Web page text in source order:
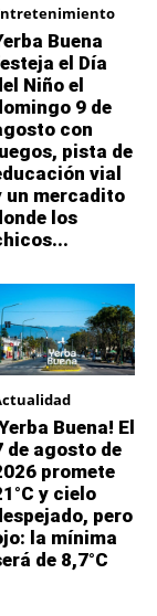
Buena
el Día
Niño el
9 de
con
pista de
vial
un mercadito
los
Buena! El
de agosto de
promete
y cielo
pero
la mínima
de 8,7°C